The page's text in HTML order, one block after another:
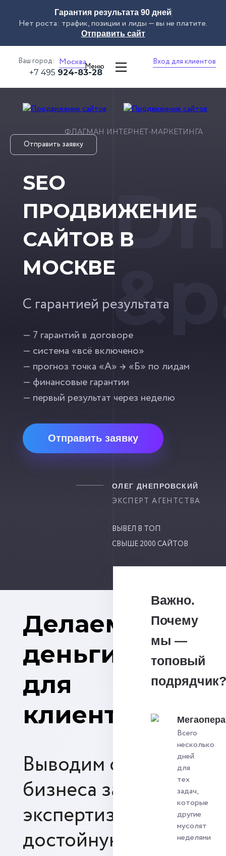
Гарантия результата 90 дней
Нет роста: трафик, позиции и лиды — вы не платите.
Отправить сайт
Ваш город: МоскваМеню
Вход для клиентов
+7 495 924-83-28
ФЛАГМАН ИНТЕРНЕТ-МАРКЕТИНГА
Отправить заявку
SEO
ПРОДВИЖЕНИЕ
САЙТОВ В
МОСКВЕ
С гарантией результата
— 7 гарантий в договоре
— система «всё включено»
— прогноз точка «А» → «Б» по лидам
— финансовые гарантии
— первый результат через неделю
Отправить заявку
ОЛЕГ ДНЕПРОВСКИЙ
ЭКСПЕРТ АГЕНТСТВА
ВЫВЕЛ В ТОП
СВЫШЕ 2000 САЙТОВ
Важно.
Почему
мы —
топовый
подрядчик?
Всего
несколько
дней
для
тех
задач,
которые
другие
мусолят
неделями
Делаем
деньги
для
клиентов
Выводим сайты для
бизнеса за счет
экспертизы на
достойную выручку